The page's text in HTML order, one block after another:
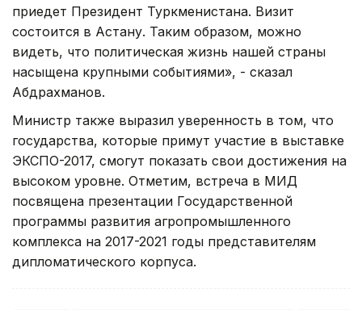
приедет Президент Туркменистана. Визит
состоится в Астану. Таким образом, можно
видеть, что политическая жизнь нашей страны
насыщена крупными событиями», - сказал
Абдрахманов.
Министр также выразил уверенность в том, что
государства, которые примут участие в выставке
ЭКСПО-2017, смогут показать свои достижения на
высоком уровне. Отметим, встреча в МИД
посвящена презентации Государственной
программы развития агропромышленного
комплекса на 2017-2021 годы представителям
дипломатического корпуса.